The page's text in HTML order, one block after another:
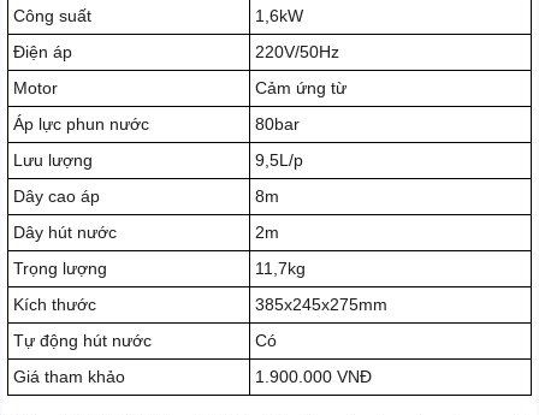
Công suất
1,6kW
Điện áp
220V/50Hz
Motor
Cảm ứng từ
Áp lực phun nước
80bar
Lưu lượng
9,5L/p
Dây cao áp
8m
Dây hút nước
2m
Trọng lượng
11,7kg
Kích thước
385x245x275mm
Tự động hút nước
Có
Giá tham khảo
1.900.000 VNĐ